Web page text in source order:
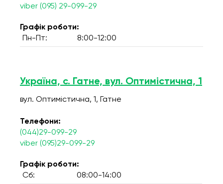
viber (095) 29-099-29
Графік роботи:
Пн-Пт:
8:00-12:00
Україна, с. Гатне, вул. Оптимістична, 1
вул. Оптимістична, 1, Гатне
Телефони:
(044)29-099-29
viber (095)29-099-29
Графік роботи:
Сб:
08:00-14:00